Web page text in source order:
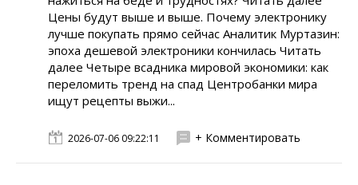
Цены будут выше и выше. Почему электронику
лучше покупать прямо сейчас Аналитик Муртазин:
эпоха дешевой электроники кончилась Читать
далее Четыре всадника мировой экономики: как
переломить тренд на спад Центробанки мира
ищут рецепты выжи...
2026-07-06 09:22:11 + Комментировать